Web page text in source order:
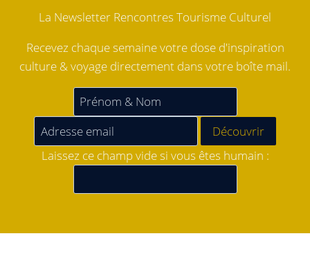
La Newsletter Rencontres Tourisme Culturel
Recevez chaque semaine votre dose d'inspiration
culture & voyage directement dans votre boîte mail.
Laissez ce champ vide si vous êtes humain :